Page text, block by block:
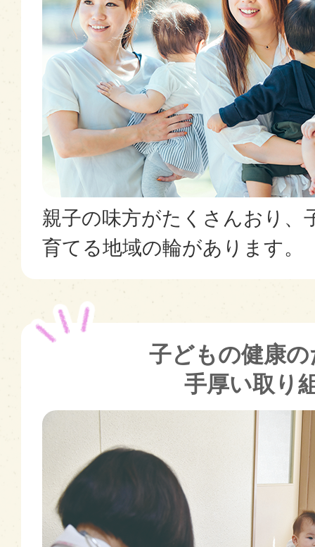
親子の味方がたくさんおり、
育てる地域の輪があります。
子どもの健康
手厚い取り